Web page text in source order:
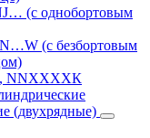
(с однобортовым
(с безбортовым
NNХХХХК
(двухрядные)